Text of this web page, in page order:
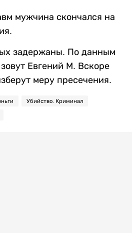
мужчина скончался на
задержаны. По данным
Евгений М. Вскоре
меру пресечения.
Убийство. Криминал